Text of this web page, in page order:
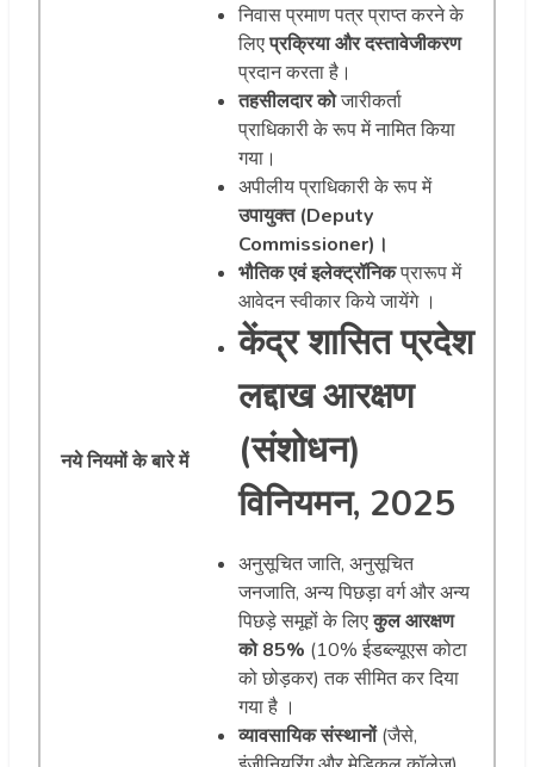
नये नियमों के बारे में
निवास प्रमाण पत्र प्राप्त करने के
लिएप्रक्रिया और दस्तावेजीकरण
प्रदान करता है।
तहसीलदार कोजारीकर्ता
प्राधिकारी के रूप में नामित किया
गया।
अपीलीय प्राधिकारी के रूप में
उपायुक्त (Deputy
Commissioner)।
भौतिक एवं इलेक्ट्रॉनिकप्रारूप में
आवेदन स्वीकार किये जायेंगे ।
केंद्र शासित प्रदेश
लद्दाख आरक्षण
(संशोधन)
विनियमन, 2025
अनुसूचित जाति, अनुसूचित
जनजाति, अन्य पिछड़ा वर्ग और अन्य
पिछड़े समूहों के लिएकुल आरक्षण
को 85% (10% ईडब्ल्यूएस कोटा
को छोड़कर) तक सीमित कर दिया
गया है ।
व्यावसायिक संस्थानों(जैसे,